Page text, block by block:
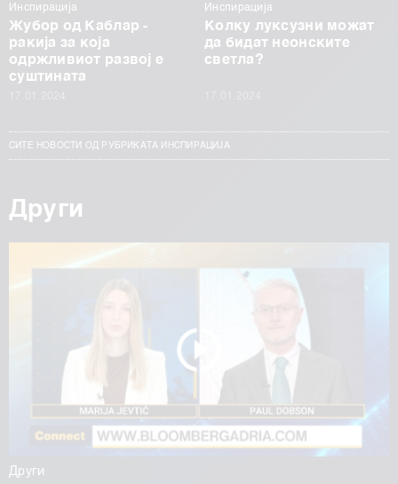
Инспирација
Жубор од Каблар -
ракија за која
одржливиот развој е
суштината
Инспирација
Колку луксузни можат
да бидат неонските
светла?
СИТЕ НОВОСТИ ОД РУБРИКАТА ИНСПИРАЦИЈА
Други
Други